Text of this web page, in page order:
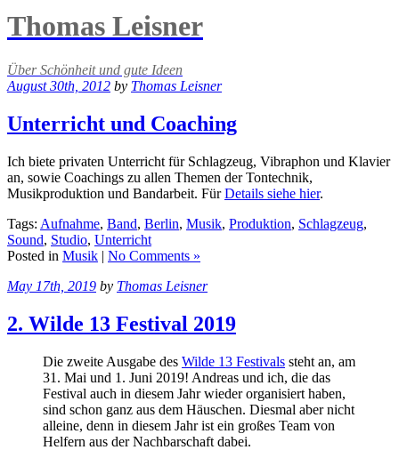
Thomas Leisner
Über Schönheit und gute Ideen
August 30th, 2012 by Thomas Leisner
Unterricht und Coaching
Ich biete privaten Unterricht für Schlagzeug, Vibraphon und Klavier
an, sowie Coachings zu allen Themen der Tontechnik,
Musikproduktion und Bandarbeit. FürDetails siehe hier.
Tags: Aufnahme, Band, Berlin, Musik, Produktion, Schlagzeug,
Sound, Studio, Unterricht
Posted in Musik | No Comments »
May 17th, 2019 by Thomas Leisner
2. Wilde 13 Festival 2019
Die zweite Ausgabe des Wilde 13 Festivals steht an, am
31. Mai und 1. Juni 2019! Andreas und ich, die das
Festival auch in diesem Jahr wieder organisiert haben,
sind schon ganz aus dem Häuschen. Diesmal aber nicht
alleine, denn in diesem Jahr ist ein großes Team von
Helfern aus der Nachbarschaft dabei.